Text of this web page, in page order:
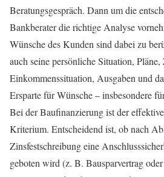
Beratungsgespräch. Dann um die
Bankberater die richtige Analyse
Wünsche des Kunden sind dabei zu
auch seine persönliche Situation,
Einkommenssituation, Ausgaben und
Ersparte für Wünsche – insbesondere
Bei der Baufinanzierung ist der
Kriterium. Entscheidend ist, ob nach
Zinsfestschreibung eine
geboten wird (z. B. Bausparvertrag oder